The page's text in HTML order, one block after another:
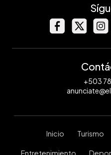
+503
Inicio Turismo
Entretenimiento